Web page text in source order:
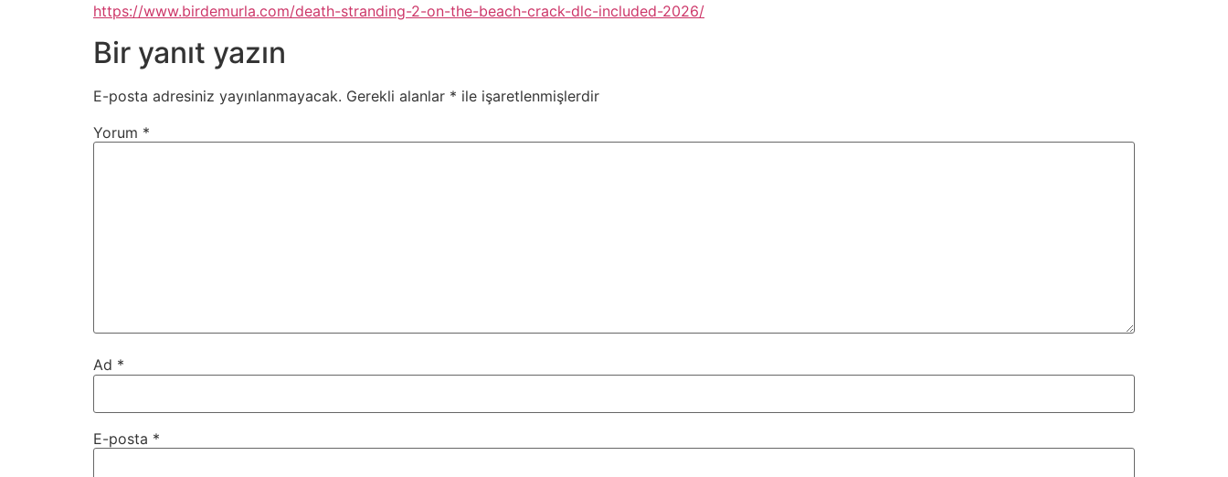
https://www.birdemurla.com/death-stranding-2-on-the-beach-crack-dlc-included-2026/
Bir yanıt yazın
E-posta adresiniz yayınlanmayacak. Gerekli alanlar * ile işaretlenmişlerdir
Yorum *
Ad *
E-posta *